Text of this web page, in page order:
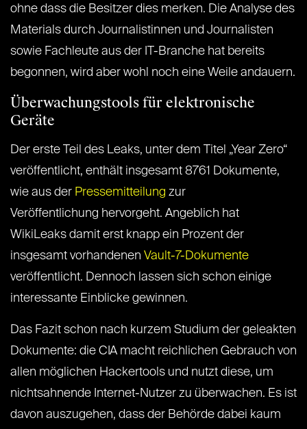
ohne dass die Besitzer dies merken. Die Analyse des
Materials durch Journalistinnen und Journalisten
sowie Fachleute aus der IT-Branche hat bereits
begonnen, wird aber wohl noch eine Weile andauern.
Überwachungstools für elektronische
Geräte
Der erste Teil des Leaks, unter dem Titel „Year Zero“
veröffentlicht, enthält insgesamt 8761 Dokumente,
wie aus der Pressemitteilung zur
Veröffentlichung hervorgeht. Angeblich hat
WikiLeaks damit erst knapp ein Prozent der
insgesamt vorhandenen Vault-7-Dokumente
veröffentlicht. Dennoch lassen sich schon einige
interessante Einblicke gewinnen.
Das Fazit schon nach kurzem Studium der geleakten
Dokumente: die CIA macht reichlichen Gebrauch von
allen möglichen Hackertools und nutzt diese, um
nichtsahnende Internet-Nutzer zu überwachen. Es ist
davon auszugehen, dass der Behörde dabei kaum